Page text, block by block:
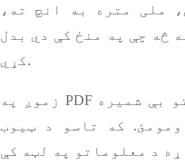
ملی متره به انچ ته،
څه چې په منځ کې دي بدل
کړي.
زموږ په PDF کتابتون کې به تاسو د محصولاتو بې شمیره
که تاسو د ټیوب
د معلوماتو په لټه کې